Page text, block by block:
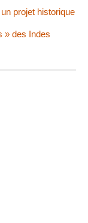
projet historique
» des Indes